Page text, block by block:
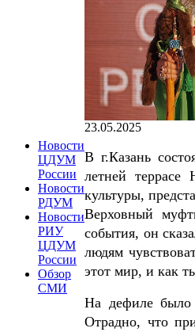
Новости
ЦДУМ
России
Новости
РДУМ
Новости
РИУ
ЦДУМ
России
Обзор
СМИ
23.05.2025
В г.Казань
летней террасе
культуры,
Верховный
события, он
людям
этот мир, и как
На дефиле было
Отрадно, что